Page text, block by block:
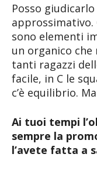
Posso
approssimativo.
sono elementi
un organico
tanti ragazzi
facile, in C le
c’è equilibrio.
Ai tuoi tempi
sempre la
l’avete fatta a